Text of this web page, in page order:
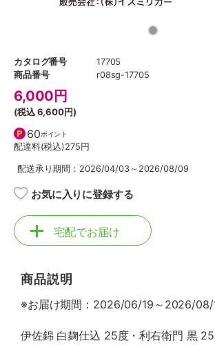
カタログ番号
17705
商品番号
r08sg-17705
6,000 円
(税込6,600円)
60ポイント
配達料(税込)275円
配送承り期間：2026/04/03～2026/08/09
お気に入りに登録する
宅配でお届け
商品説明
※お届け期間：2026/06/19～2026/08/
伊佐錦 白麹仕込 25度・利右衛門 黒